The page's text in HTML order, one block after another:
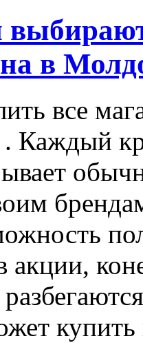
в
все
Каждый
акции,
купить